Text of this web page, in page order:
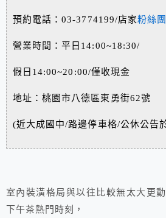
預約電話：03-3774199/店家粉絲
營業時間：平日14:00~18:30/
假日14:00~20:00/僅收現金
地址：桃園市八德區東勇街62號
(近大成國中/路邊停車格/公休公告
室內裝潢格局與以往比較無太大更
下午茶熱門時刻，